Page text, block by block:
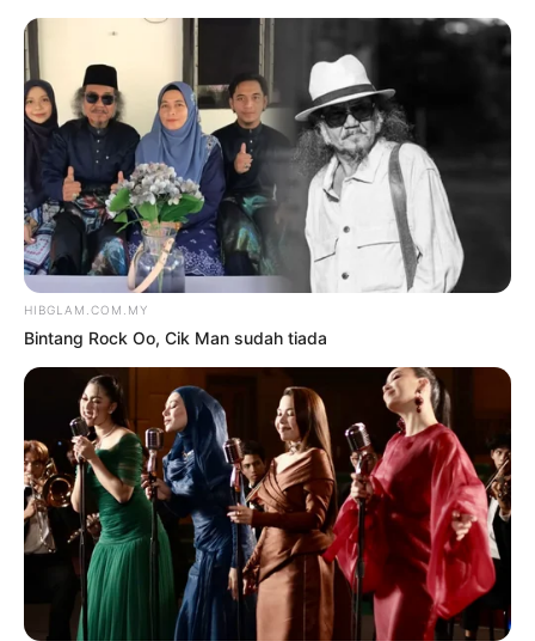
TAG:TAMBAH EKSTRA
Hiburan Terkini
TIKET KONSERT SITI
NURHALIZA ‘LICIN’ DALAM 2
olehHANISAH SELAMAT
2023